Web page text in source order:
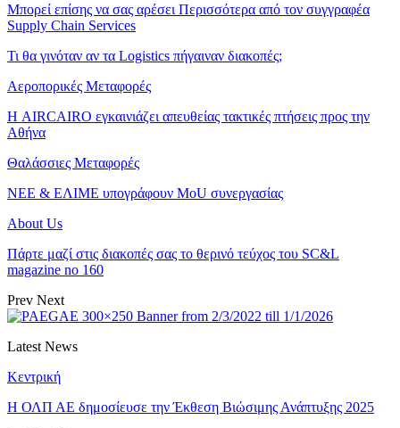
Μπορεί επίσης να σας αρέσει Περισσότερα από τον συγγραφέα
Supply Chain Services
Τι θα γινόταν αν τα Logistics πήγαιναν διακοπές;
Αεροπορικές Μεταφορές
Η AIRCAIRO εγκαινιάζει απευθείας τακτικές πτήσεις προς την
Αθήνα
Θαλάσσιες Μεταφορές
ΝΕΕ & ΕΛΙΜΕ υπογράφουν MoU συνεργασίας
About Us
Πάρτε μαζί στις διακοπές σας το θερινό τεύχος του SC&L
magazine no 160
Prev Next
Latest News
Κεντρική
Η ΟΛΠ ΑΕ δημοσίευσε την Έκθεση Βιώσιμης Ανάπτυξης 2025